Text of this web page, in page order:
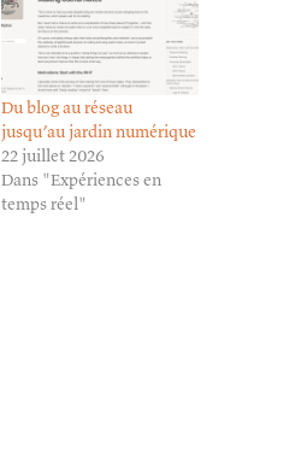
Du blog au réseau
jusqu’au jardin numérique
22 juillet 2026
Dans "Expériences en
temps réel"